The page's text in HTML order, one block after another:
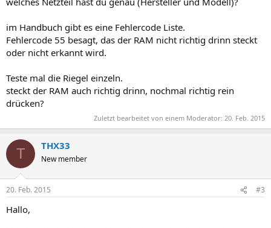
im Handbuch gibt es eine Fehlercode Liste.
Fehlercode 55 besagt, das der RAM nicht richtig drinn steckt
oder nicht erkannt wird.
Teste mal die Riegel einzeln.
steckt der RAM auch richtig drinn, nochmal richtig rein
drücken?
Zuletzt bearbeitet von einem Moderator: 20. Feb. 2015
T THX33
New member
20. Feb. 2015 #3
Hallo,